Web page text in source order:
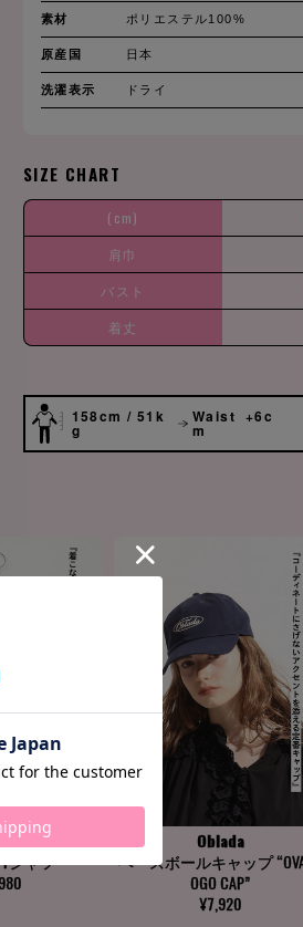
素材 ポリエステル100%
原産国 日本
洗濯表示 ドライ
SIZE CHART
(cm)
肩巾
バスト
着丈
158cm / 51k
g
Waist +6c
m